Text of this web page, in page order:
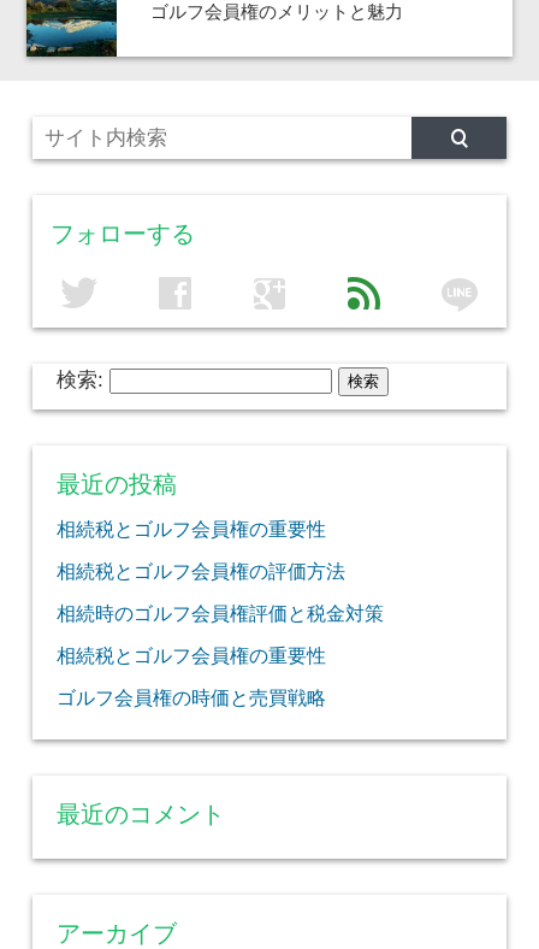
ゴルフ会員権のメリットと魅力
フォローする
twitter facebook google feed line
検索:
最近の投稿
相続税とゴルフ会員権の重要性
相続税とゴルフ会員権の評価方法
相続時のゴルフ会員権評価と税金対策
相続税とゴルフ会員権の重要性
ゴルフ会員権の時価と売買戦略
最近のコメント
アーカイブ